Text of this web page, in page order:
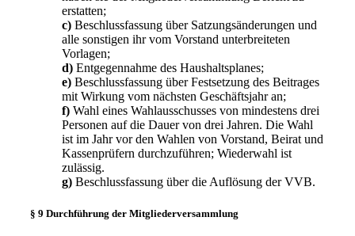
erstatten;
c) Beschlussfassung über Satzungsänderungen und
alle sonstigen ihr vom Vorstand unterbreiteten
Vorlagen;
d) Entgegennahme des Haushaltsplanes;
e) Beschlussfassung über Festsetzung des Beitrages
mit Wirkung vom nächsten Geschäftsjahr an;
f) Wahl eines Wahlausschusses von mindestens drei
Personen auf die Dauer von drei Jahren. Die Wahl
ist im Jahr vor den Wahlen von Vorstand, Beirat und
Kassenprüfern durchzuführen; Wiederwahl ist
zulässig.
g) Beschlussfassung über die Auflösung der VVB.
§ 9 Durchführung der Mitgliederversammlung